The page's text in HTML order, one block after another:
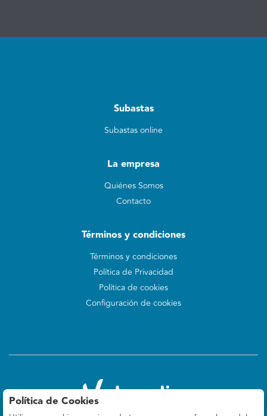
Subastas
Subastas online
La empresa
Quiénes Somos
Contacto
Términos y condiciones
Términos y condiciones
Política de Privacidad
Política de cookies
Configuración de cookies
Política de Cookies